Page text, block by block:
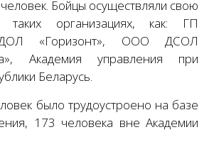
Бойцы осуществляли свою
таких организациях, как: ГП
ДОЛ «Горизонт», ООО ДСОЛ
Академия управления при
Беларусь.
было трудоустроено на базе
173 человека вне Академии